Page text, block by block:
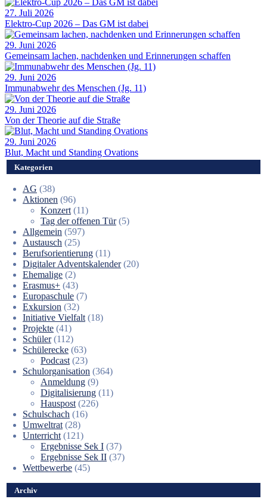
27. Juli 2026
Elektro-Cup 2026 – Das GM ist dabei
29. Juni 2026
Gemeinsam lachen, nachdenken und Erinnerungen schaffen
29. Juni 2026
Immunabwehr des Menschen (Jg. 11)
29. Juni 2026
Von der Theorie auf die Straße
29. Juni 2026
Blut, Macht und Standing Ovations
Kategorien
AG (38)
Aktionen (96)
Konzert (11)
Tag der offenen Tür(5)
Allgemein (597)
Austausch (25)
Berufsorientierung (11)
Digitaler Adventskalender(20)
Ehemalige (2)
Erasmus+ (43)
Europaschule (7)
Exkursion (32)
Initiative Vielfalt (18)
Projekte (41)
Schüler(112)
Schülerecke (63)
Podcast (23)
Schulorganisation (364)
Anmeldung (9)
Digitalisierung (11)
Hauspost (226)
Schulschach (16)
Umweltrat (28)
Unterricht (121)
Ergebnisse Sek I (37)
Ergebnisse Sek II (37)
Wettbewerbe (45)
Archiv